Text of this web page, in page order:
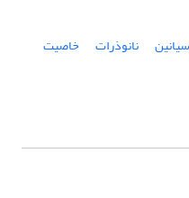
نانوذرات خاصیت